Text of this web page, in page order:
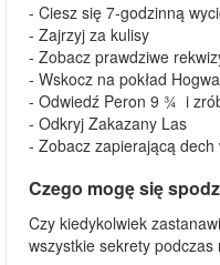
- Ciesz się 7-godzinną
- Zajrzyj za kulisy
- Zobacz prawdziwe
- Wskocz na pokład
- Odwiedź Peron 9 ¾ i
- Odkryj Zakazany Las
- Zobacz zapierającą
Czego mogę się
Czy kiedykolwiek
wszystkie sekrety